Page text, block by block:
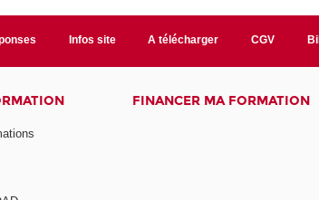
Infos site A télécharger CGV
FINANCER MA FORMATION